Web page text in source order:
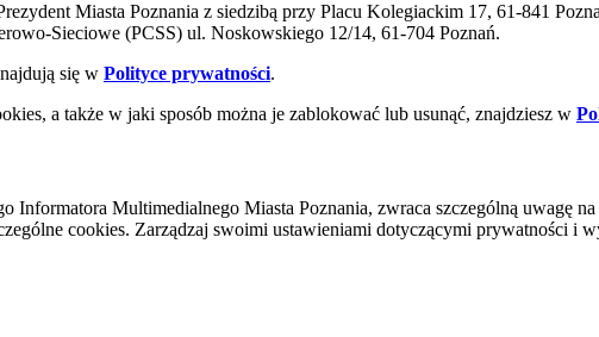
Miasta Poznania z siedzibą przy Placu Kolegiackim 17, 61-841
Sieciowe (PCSS) ul. Noskowskiego 12/14, 61-704 Poznań.
się w Polityce prywatności.
a także w jaki sposób można je zablokować lub usunąć, znajdziesz w
Informatora Multimedialnego Miasta Poznania, zwraca szczególną uwagę
cookies. Zarządzaj swoimi ustawieniami dotyczącymi prywatności i